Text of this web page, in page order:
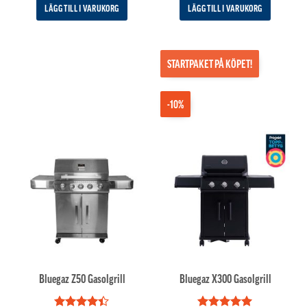
LÄGG TILL I VARUKORG LÄGG TILL I VARUKORG
Bluegaz Z50 Gasolgrill
-10%
STARTPAKET PÅ KÖPET!
Bluegaz X300 Gasolgrill